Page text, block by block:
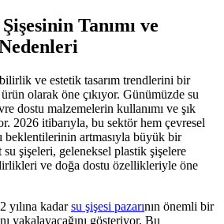
Tanımı ve
ve estetik tasarım trendlerini bir
olarak öne çıkıyor. Günümüzde su
dostu malzemelerin kullanımı ve şık
2026 itibarıyla, bu sektör hem çevresel
beklentilerinin artmasıyla büyük bir
şişeleri, geleneksel plastik şişelere
ve doğa dostu özellikleriyle öne
yılına kadarsu şişesi pazarının önemli bir
yakalayacağını gösteriyor. Bu